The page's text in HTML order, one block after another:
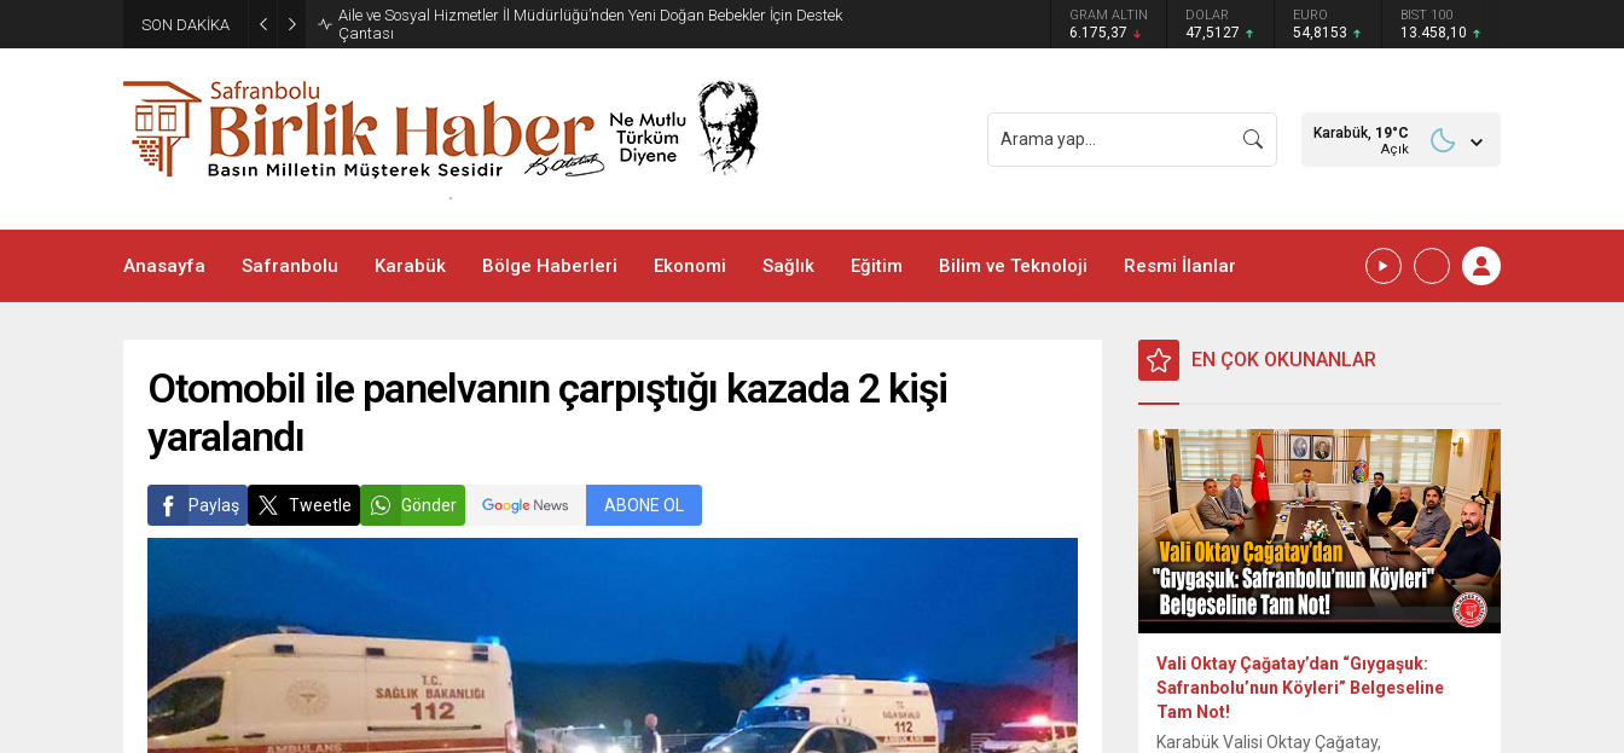
SON DAKİKA
Aile ve Sosyal Hizmetler İl Müdürlüğü’nden Yeni Doğan Bebekler İçin Destek
Çantası
GRAM ALTIN
6.175,37
DOLAR
47,5127
EURO
54,8153
BIST 100
13.458,10
Karabük, 19°C
Açık
Anasayfa Safranbolu Karabük Bölge Haberleri Ekonomi Sağlık Eğitim Bilim ve Teknoloji Resmi İlanlar
Otomobil ile panelvanın çarpıştığı kazada 2 kişi
yaralandı
Paylaş Tweetle Gönder ABONE OL
EN ÇOK OKUNANLAR
Vali Oktay Çağatay’dan “Gıygaşuk:
Safranbolu’nun Köyleri” Belgeseline
Tam Not!
Karabük Valisi Oktay Çağatay,